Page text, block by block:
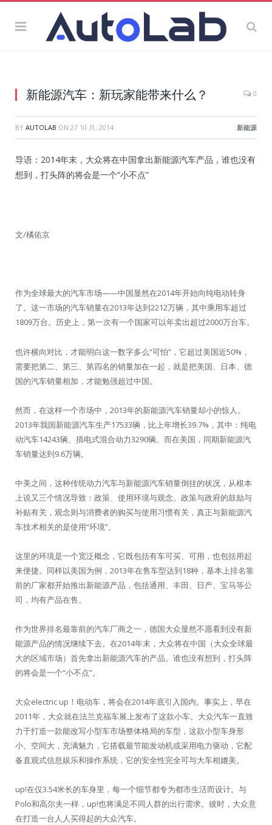
新能源汽车：新玩家能带来什么？ 0
BY AUTOLAB ON 27 10 月, 2014 新能源
导语：2014年末，大众将在中国拿出新能源汽车产品，谁也没有
想到，打头阵的将会是一个“小不点”
文/橘佑京
作为全球最大的汽车市场——中国显然在2014年开始向纯电动转身
了。这一市场的汽车销量在2013年达到2212万辆，其中乘用车超过
1809万台。历史上，第一次有一个国家可以年卖出超过2000万台车。
也许横向对比，才能明白这一数字多么“可怕”，它超过美国近50%，
需要把第二、第三、第四名的销量加在一起，就是把美国、日本、德
国的汽车销量相加，才能勉强超过中国。
然而，在这样一个市场中，2013年的新能源汽车销量却小的惊人。
2013年我国新能源汽车生产17533辆，比上年增长39.7%，其中：纯电
动汽车14243辆、插电式混合动力3290辆。而在美国，同期新能源汽
车销量达到9.6万辆。
中美之间，这种传统动力汽车与新能源汽车销量倒挂的状况，从根本
上说又三个情况导致：政策、使用环境与观念。政策与政府的鼓励与
补贴有关，观念则与消费者的购买与使用习惯有关，真正与新能源汽
车技术相关的是使用“环境”。
这里的环境是一个宽泛概念，它既包括有车可买、可用，也包括用起
来便捷。同样以美国为例，2013年在售车型达到18种，基本上排名靠
前的厂家都开始推出新能源产品，包括通用、丰田、日产、宝马等公
司，均有产品在售。
作为世界排名最靠前的汽车厂商之一，德国大众显然不愿看到没有新
能源产品的情况继续下去。在2014年末，大众将在中国（大众全球最
大的区域市场）首先拿出新能源汽车的产品。谁也没有想到，打头阵
的将会是一个“小不点”。
大众electric up！电动车，将会在2014年底引入国内。事实上，早在
2011年，大众就在法兰克福车展上发布了这款小车。大众汽车一直致
力于打造一款能改写小型车市场整体格局的车型，这款小型车身形
小、空间大，充满魅力，它搭载最节能发动机或采用电力驱动，它配
备直观式信息娱乐和操作系统，它的安全性完全可与大车相媲美。
up!在仅3.54米长的车身里，每一个细节都专为都市生活而设计。与
Polo和高尔夫一样，up!也将满足不同人群的出行需求。彼时，大众意
在打造一台人人买得起的大众汽车。